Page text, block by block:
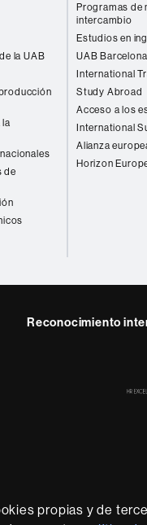
propias y de
la UAB
de
Programas de
intercambio
Estudios en
UAB
International
Study Abroad
Acceso a los
International
Alianza
Horizon
Reconocimiento
líder que imparte
La UAB es